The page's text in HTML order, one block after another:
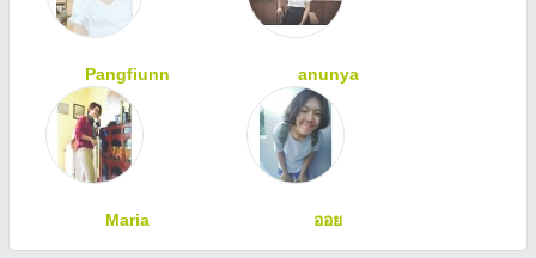
Pangfiunn anunya
Maria ออย